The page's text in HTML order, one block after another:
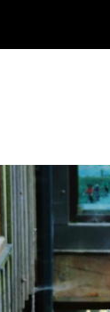
L'AGGLO' RECRUTE